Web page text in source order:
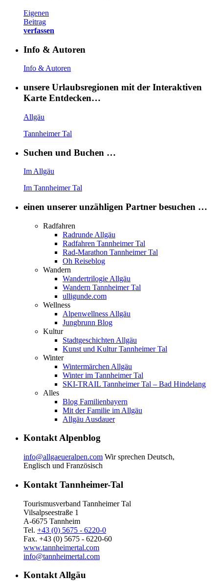
Eigenen
Beitrag
verfassen
Info & Autoren
Info & Autoren
unsere Urlaubsregionen mit der Interaktiven
Karte Entdecken…
Allgäu
Tannheimer Tal
Suchen und Buchen …
Im Allgäu
Im Tannheimer Tal
einen unserer unzähligen Partner besuchen …
Radfahren
Radrunde Allgäu
Radfahren Tannheimer Tal
Rad-Marathon Tannheimer Tal
Oh Reiseblog
Wandern
Wandertrilogie Allgäu
Wandern Tannheimer Tal
ulligunde.com
Wellness
Alpenwellness Allgäu
Jungbrunn Blog
Kultur
Stadtgeschichten Allgäu
Kunst und Kultur Tannheimer Tal
Winter
Wintermärchen Allgäu
Winter im Tannheimer Tal
SKI-TRAIL Tannheimer Tal – Bad Hindelang
Alles
Blog Familienbayern
Mit der Familie im Allgäu
Allgäu Ausdauer
Kontakt Alpenblog
info@allgaeueralpen.com Wir sprechen Deutsch,
Englisch und Französisch
Kontakt Tannheimer-Tal
Tourismusverband Tannheimer Tal
Vilsalpseestraße 1
A-6675 Tannheim
Tel. +43 (0) 5675 - 6220-0
Fax. +43 (0) 5675 - 6220-60
www.tannheimertal.com
info@tannheimertal.com
Kontakt Allgäu